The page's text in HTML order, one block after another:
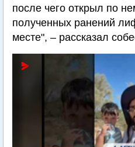
после чего открыл по
полученных ранений
месте", – рассказал